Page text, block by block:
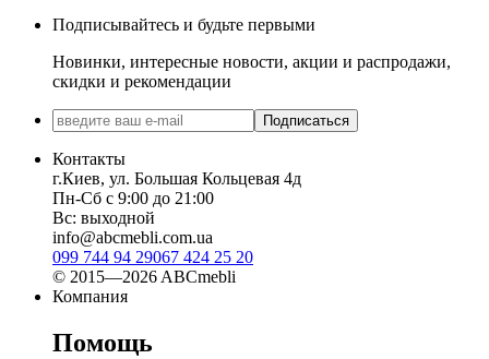
Подписывайтесь и будьте первыми
Новинки, интересные новости, акции и распродажи,
скидки и рекомендации
Подписаться
Контакты
г.Киев, ул. Большая Кольцевая 4д
Пн-Сб с 9:00 до 21:00
Вс: выходной
info@abcmebli.com.ua
099 744 94 29067 424 25 20
© 2015—2026 ABCmebli
Компания
Помощь